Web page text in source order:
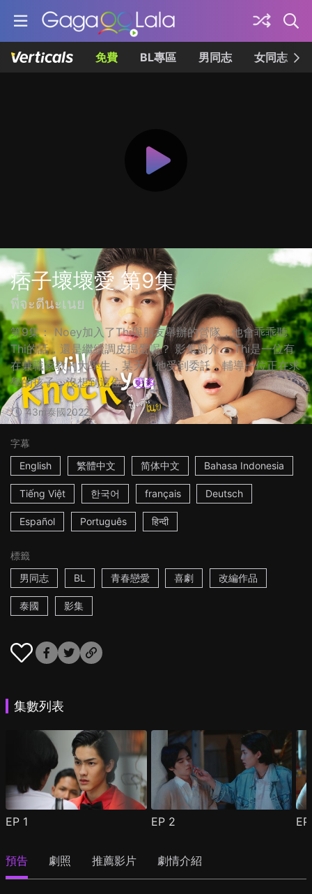
免費 BL專區 男同志 女同志
痞子壞壞愛 第9集
พี่จะตีนะเนย
第9集： Noey加入了Thi與朋友舉辦的營隊，他會乖乖聽
Thi的話，還是繼續調皮搗蛋呢？ 影集簡介： Thi是一位有
在兼職家教的大學生，某天，他受到委託，輔導一位正在求
學的孩子，沒想到這位... 更多
43m泰國2022
字幕
English
繁體中文 简体中文 Bahasa Indonesia
Tiếng Việt 한국어 français Deutsch
Español Português हिन्दी
標籤
男同志
BL 青春戀愛 喜劇 改編作品
泰國 影集
集數列表
EP 1 EP 2
預告 劇照 推薦影片 劇情介紹